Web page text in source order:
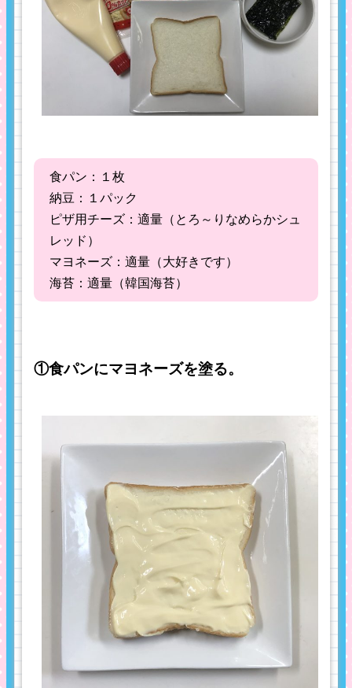
食パン：１枚
納豆：１パック
ピザ用チーズ：適量（とろ～りなめらかシュ
レッド）
マヨネーズ：適量（大好きです）
海苔：適量（韓国海苔）
①食パンにマヨネーズを塗る。